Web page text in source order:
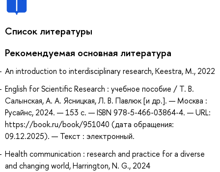
Список литературы
Рекомендуемая основная литература
An introduction to interdisciplinary research, Keestra, M., 2022
English for Scientific Research : учебное пособие / Т. В.
Салынская, А. А. Ясницкая, Л. В. Павлюк [и др.]. — Москва :
Русайнс, 2024. — 153 с. — ISBN 978-5-466-03864-4. — URL:
https://book.ru/book/951040 (дата обращения:
09.12.2025). — Текст : электронный.
Health communication : research and practice for a diverse
and changing world, Harrington, N. G., 2024